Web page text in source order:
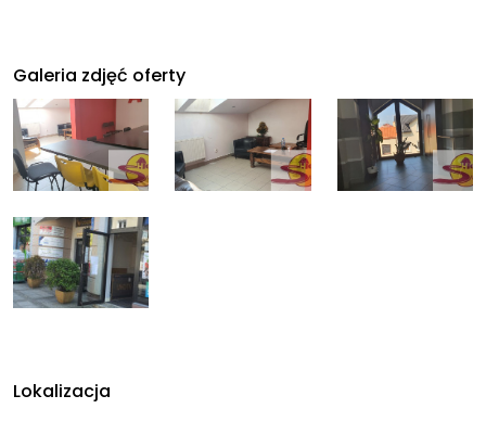
Galeria zdjęć oferty
Lokalizacja